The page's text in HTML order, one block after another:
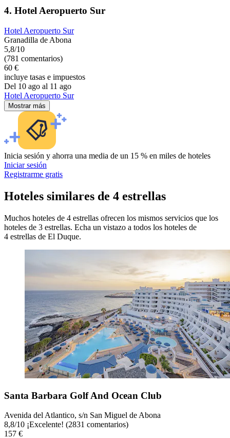
4. Hotel Aeropuerto Sur
Hotel Aeropuerto Sur
Granadilla de Abona
5,8/10
(781 comentarios)
60 €
incluye tasas e impuestos
Del 10 ago al 11 ago
Hotel Aeropuerto Sur
Mostrar más
Inicia sesión y ahorra una media de un 15 % en miles de hoteles
Iniciar sesión
Registrarme gratis
Hoteles similares de 4 estrellas
Muchos hoteles de 4 estrellas ofrecen los mismos servicios que los
hoteles de 3 estrellas. Echa un vistazo a todos los hoteles de
4 estrellas de El Duque.
Santa Barbara Golf And Ocean Club
Avenida del Atlantico, s/n San Miguel de Abona
8,8/10 ¡Excelente! (2831 comentarios)
157 €